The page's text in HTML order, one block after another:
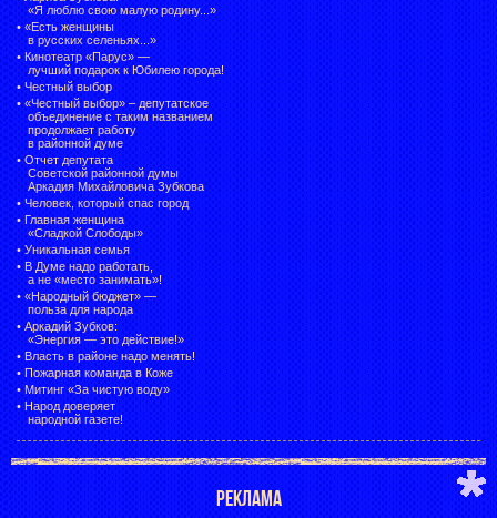
«Я люблю свою малую родину...»
• «Есть женщины
в русских селеньях...»
• Кинотеатр «Парус» —
лучший подарок к Юбилею города!
• Честный выбор
• «Честный выбор» – депутатское
объединение с таким названием
продолжает работу
в районной думе
• Отчет депутата
Советской районной думы
Аркадия Михайловича Зубкова
• Человек, который спас город
• Главная женщина
«Сладкой Слободы»
• Уникальная семья
• В Думе надо работать,
а не «место занимать»!
• «Народный бюджет» —
польза для народа
• Аркадий Зубков:
«Энергия — это действие!»
• Власть в районе надо менять!
• Пожарная команда в Коже
• Митинг «За чистую воду»
• Народ доверяет
народной газете!
РЕКЛАМА